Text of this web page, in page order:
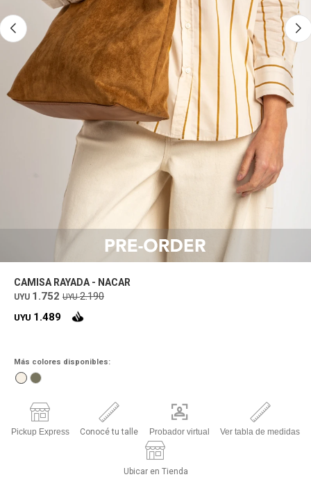
CAMISA RAYADA - NACAR
UYU 1.752 UYU 2.190
UYU 1.489
Más colores disponibles:
Pickup Express Conocé tu talle Probador virtual Ver tabla de medidas
Ubicar en Tienda